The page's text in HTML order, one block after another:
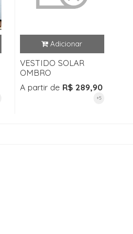
VESTIDO SOLAR
OMBRO
A partir de R$ 289,90
+5